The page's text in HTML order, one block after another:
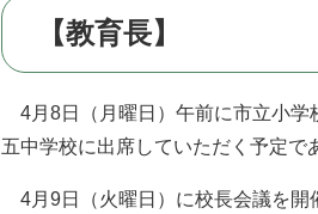
【教育長】
4月8日（月曜日）午前に市立小学
五中学校に出席していただく予定で
4月9日（火曜日）に校長会議を開